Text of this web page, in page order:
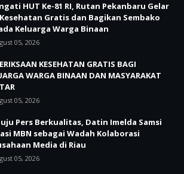
HUT Ke-81 RI, Rutan Pekanbaru Gelar
Gratis dan Bagikan Sembako
Keluarga Warga Binaan
05, 2026
KESEHATAN GRATIS BAGI
WARGA BINAAN DAN MASYARAKAT
05, 2026
Pers Berkualitas, Datin Imelda Samsi
MBN sebagai Wadah Kolaborasi
Media di Riau
05, 2026